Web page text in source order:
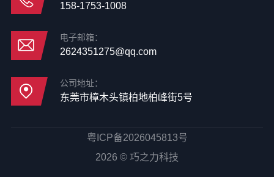
158-1753-1008
电子邮箱：
2624351275@qq.com
公司地址：
东莞市樟木头镇柏地柏峰街5号
粤ICP备2026045813号
2026 © 巧之力科技